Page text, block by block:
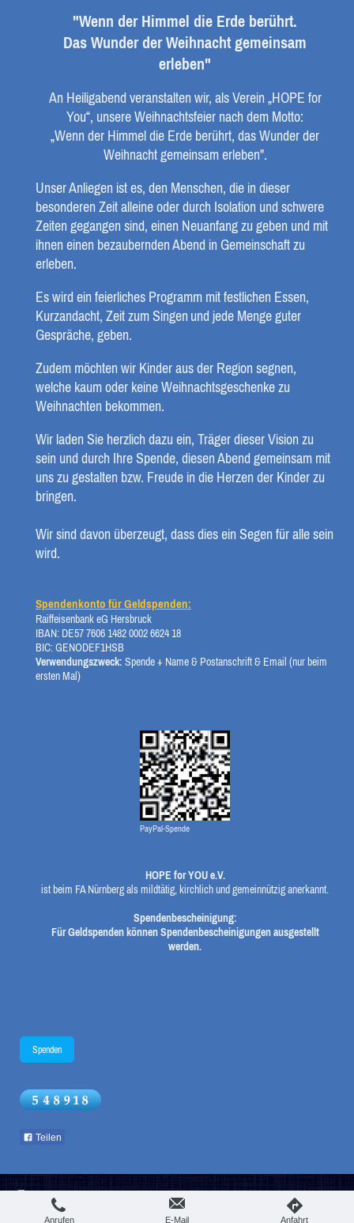
"Wenn der Himmel die Erde berührt.
Das Wunder der Weihnacht gemeinsam
erleben"
An Heiligabend veranstalten wir, als Verein „HOPE for
You“, unsere Weihnachtsfeier nach dem Motto:
„Wenn der Himmel die Erde berührt, das Wunder der
Weihnacht gemeinsam erleben".
Unser Anliegen ist es, den Menschen, die in dieser
besonderen Zeit alleine oder durch Isolation und schwere
Zeiten gegangen sind, einen Neuanfang zu geben und mit
ihnen einen bezaubernden Abend in Gemeinschaft zu
erleben.
Es wird ein feierliches Programm mit festlichen Essen,
Kurzandacht, Zeit zum Singen und jede Menge guter
Gespräche, geben.
Zudem möchten wir Kinder aus der Region segnen,
welche kaum oder keine Weihnachtsgeschenke zu
Weihnachten bekommen.
Wir laden Sie herzlich dazu ein, Träger dieser Vision zu
sein und durch Ihre Spende, diesen Abend gemeinsam mit
uns zu gestalten bzw. Freude in die Herzen der Kinder zu
bringen.
Wir sind davon überzeugt, dass dies ein Segen für alle sein
wird.
Spendenkonto für Geldspenden:
Raiffeisenbank eG Hersbruck
IBAN: DE57 7606 1482 0002 6624 18
BIC: GENODEF1HSB
Verwendungszweck: Spende + Name & Postanschrift & Email (nur beim
ersten Mal)
PayPal-Spende
HOPE for YOU e.V.
ist beim FA Nürnberg als mildtätig, kirchlich und gemeinnützig anerkannt.
Spendenbescheinigung:
Für Geldspenden können Spendenbescheinigungen ausgestellt
werden.
Spenden
Teilen
Druckversion
© hopeforyou
Webansicht
Anrufen E-Mail Anfahrt